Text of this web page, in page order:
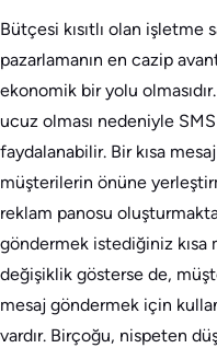
Bütçesi kısıtlı olan işletme
pazarlamanın en cazip
ekonomik bir yolu
ucuz olması nedeniyle
faydalanabilir. Bir kısa
müşterilerin önüne
reklam panosu
göndermek istediğiniz kısa
değişiklik gösterse de,
mesaj göndermek için
vardır. Birçoğu, nispeten